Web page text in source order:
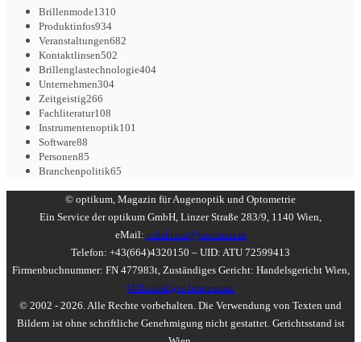
Brillenmode1310
Produktinfos934
Veranstaltungen682
Kontaktlinsen502
Brillenglastechnologie404
Unternehmen304
Zeitgeistig266
Fachliteratur108
Instrumentenoptik101
Software88
Personen85
Branchenpolitik65
© optikum, Magazin für Augenoptik und Optometrie
Ein Service der optikum GmbH, Linzer Straße 283/9, 1140 Wien,
eMail: redaktion@optikum.at
Telefon: +43(664)4320150 – UID: ATU 72599413
Firmenbuchnummer: FN 477983t, Zuständiges Gericht: Handelsgericht Wien,
Vollständiges Impressum
© 2002 - 2026. Alle Rechte vorbehalten. Die Verwendung von Texten und
Bildern ist ohne schriftliche Genehmigung nicht gestattet. Gerichtsstand ist